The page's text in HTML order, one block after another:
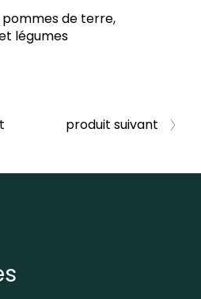
pommes de terre,
légumes
produit suivant